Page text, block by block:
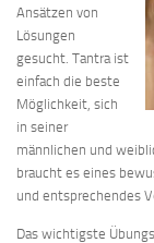
Ansätzen von
Lösungen
gesucht. Tantra ist
einfach die beste
Möglichkeit, sich
in seiner
männlichen und
braucht es eines
und entsprechendes
Das wichtigste